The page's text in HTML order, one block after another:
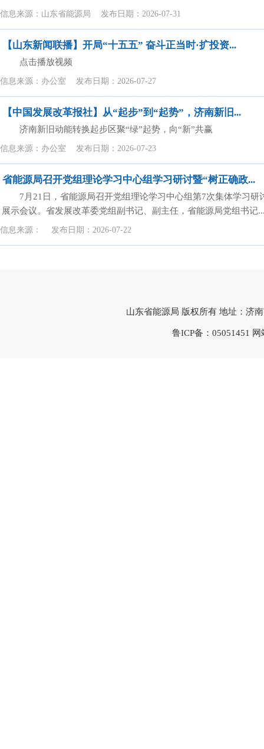
信息来源： 山东省能源局 发布日期： 2026-07-31
【山东新闻联播】开局“十五五” 奋斗正当时·扩投资...
点击播放视频
信息来源： 办公室 发布日期： 2026-07-27
【中国发展改革报社】从“起步”到“起势”，济南新旧...
济南新旧动能转换起步区聚“绿”起势，向“新”共赢
信息来源： 办公室 发布日期： 2026-07-23
省能源局召开党组理论学习中心组学习研讨暨“树正确政...
7月21日，省能源局召开党组理论学习中心组第7次集体学习研
展示会议。省发展改革委党组副书记、副主任，省能源局党组书记
信息来源： 发布日期： 2026-07-22
山东省能源局 版权所有 地址：济
鲁ICP备： 05051451 网